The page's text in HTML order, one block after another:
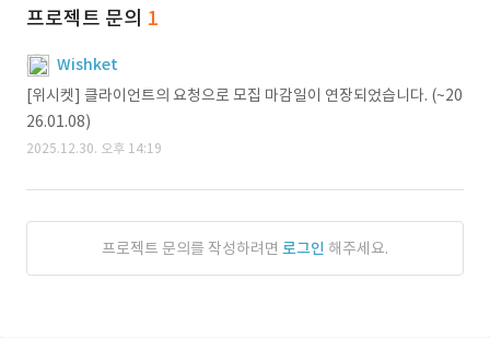
프로젝트 문의 1
Wishket
[위시켓] 클라이언트의 요청으로 모집 마감일이 연장되었습니다. (~20
26.01.08)
2025.12.30. 오후 14:19
프로젝트 문의를 작성하려면 로그인 해주세요.